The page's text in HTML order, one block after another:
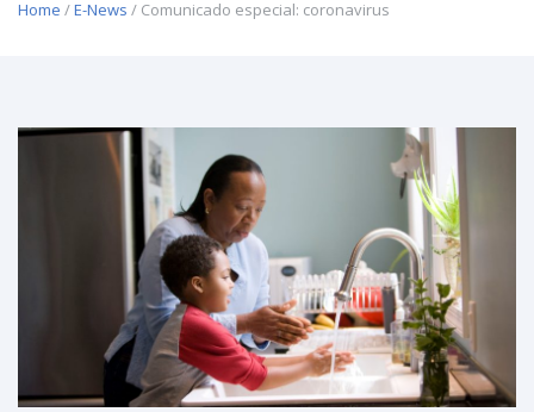
Home /E-News / Comunicado especial: coronavirus